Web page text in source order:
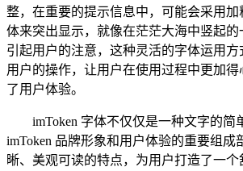
整，在重要的提示信息中，可能会采用
体来突出显示，就像在茫茫大海中竖起
引起用户的注意，这种灵活的字体运用
用户的操作，让用户在使用过程中更加
了用户体验。
imToken 字体不仅仅是一种文字的简
imToken 品牌形象和用户体验的重要组成
晰、美观可读的特点，为用户打造了一